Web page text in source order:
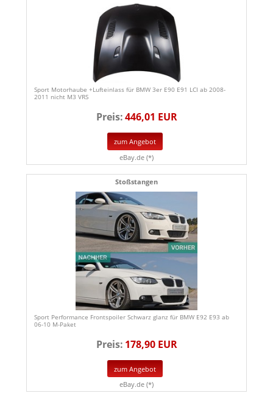
Sport Motorhaube +Lufteinlass für BMW 3er E90 E91 LCI ab 2008-
2011 nicht M3 VRS
Preis:446,01 EUR
zum Angebot
eBay.de (*)
Stoßstangen
Sport Performance Frontspoiler Schwarz glanz für BMW E92 E93 ab
06-10 M-Paket
Preis: 178,90 EUR
zum Angebot
eBay.de (*)